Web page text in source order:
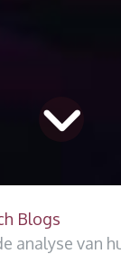
Blogs
ontwikkelingen in het licht van dystopische